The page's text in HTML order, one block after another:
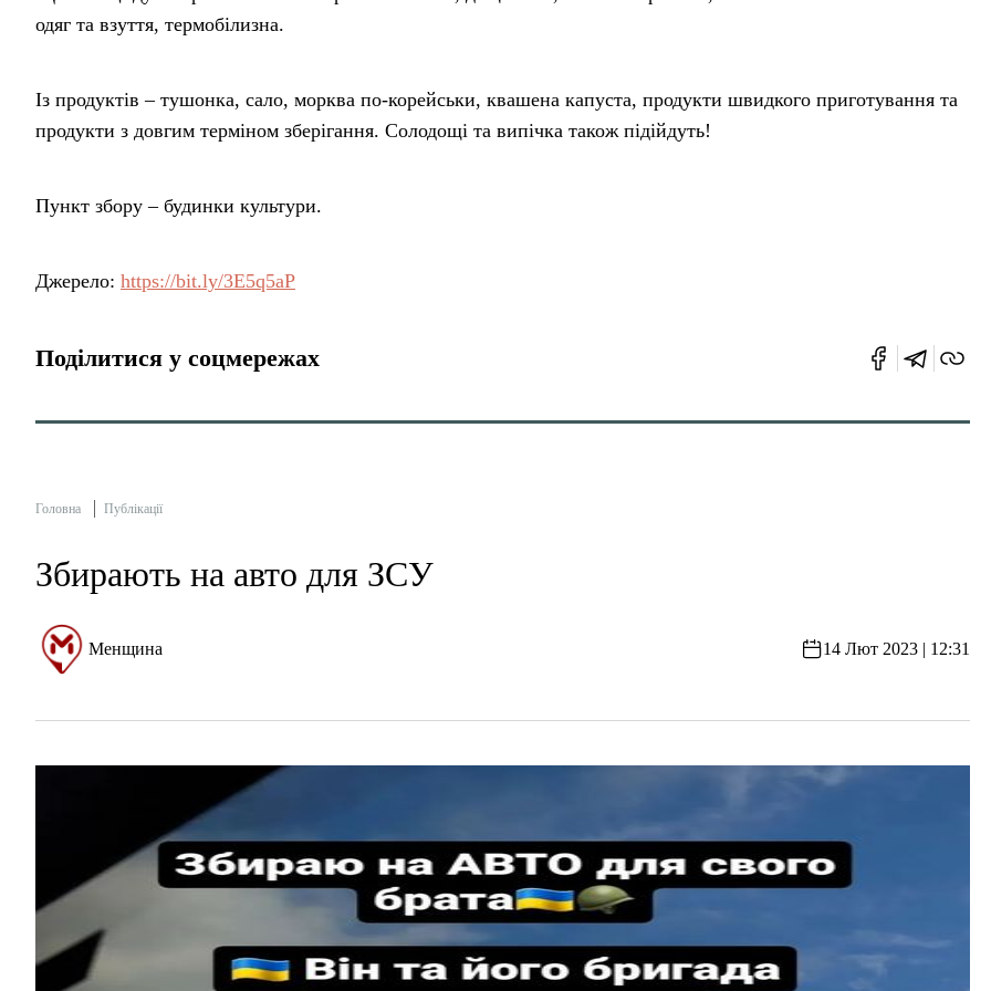
одяг та взуття, термобілизна.
Із продуктів – тушонка, сало, морква по-корейськи, квашена капуста, продукти швидкого приготування та
продукти з довгим терміном зберігання. Солодощі та випічка також підійдуть!
Пункт збору – будинки культури.
Джерело: https://bit.ly/3E5q5aP
Поділитися у соцмережах
Головна Публікації
Збирають на авто для ЗСУ
Менщина 14 Лют 2023 | 12:31